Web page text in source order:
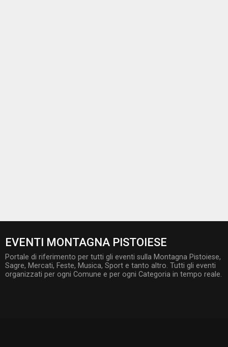
EVENTI MONTAGNA PISTOIESE
Portale di riferimento per tutti gli eventi sulla Montagna Pistoiese,
Sagre, Mercati, Feste, Musica, Sport e tanto altro. Tutti gli eventi
organizzati per ogni Comune e per ogni Categoria in tempo reale.